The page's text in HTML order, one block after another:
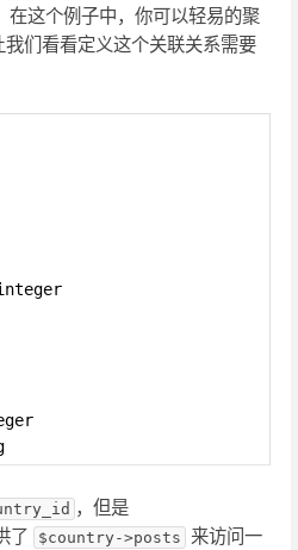
在这个例子中，你可以轻易的聚
们看看定义这个关联关系需要
，但是
了 $country->posts
来访问一